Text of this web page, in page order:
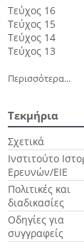
Τεύχος 16
Τεύχος 15
Τεύχος 14
Τεύχος 13
Περισσότερα...
Τεκμήρια
Σχετικά
Ινστιτούτο
Ερευνών/ΕΙΕ
Πολιτικές και
διαδικασίες
Οδηγίες για
συγγραφείς